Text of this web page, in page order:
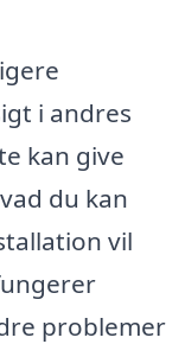
i andres
kan give
du kan
vil
problemer